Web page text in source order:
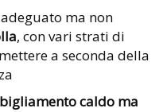
ma non
, con vari strati di
a seconda della
caldo ma